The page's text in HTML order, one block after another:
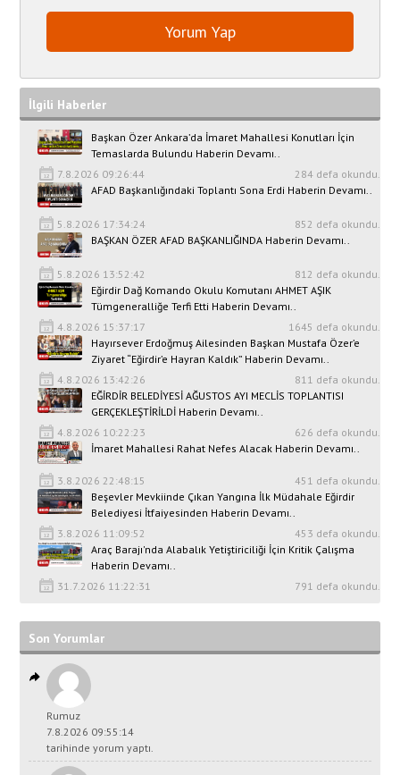
İlgili Haberler
Başkan Özer Ankara’da İmaret Mahallesi Konutları İçin
Temaslarda Bulundu Haberin Devamı..
7.8.2026 09:26:44
284 defa okundu.
AFAD Başkanlığındaki Toplantı Sona Erdi Haberin Devamı..
5.8.2026 17:34:24
852 defa okundu.
BAŞKAN ÖZER AFAD BAŞKANLIĞINDA Haberin Devamı..
5.8.2026 13:52:42
812 defa okundu.
Eğirdir Dağ Komando Okulu Komutanı AHMET AŞIK
Tümgeneralliğe Terfi Etti Haberin Devamı..
4.8.2026 15:37:17
1645 defa okundu.
Hayırsever Erdoğmuş Ailesinden Başkan Mustafa Özer’e
Ziyaret “Eğirdir’e Hayran Kaldık” Haberin Devamı..
4.8.2026 13:42:26
811 defa okundu.
EĞİRDİR BELEDİYESİ AĞUSTOS AYI MECLİS TOPLANTISI
GERÇEKLEŞTİRİLDİ Haberin Devamı..
4.8.2026 10:22:23
626 defa okundu.
İmaret Mahallesi Rahat Nefes Alacak Haberin Devamı..
3.8.2026 22:48:15
451 defa okundu.
Beşevler Mevkiinde Çıkan Yangına İlk Müdahale Eğirdir
Belediyesi İtfaiyesinden Haberin Devamı..
3.8.2026 11:09:52
453 defa okundu.
Araç Barajı'nda Alabalık Yetiştiriciliği İçin Kritik Çalışma
Haberin Devamı..
31.7.2026 11:22:31
791 defa okundu.
Son Yorumlar
Rumuz
7.8.2026 09:55:14
tarihinde yorum yaptı.